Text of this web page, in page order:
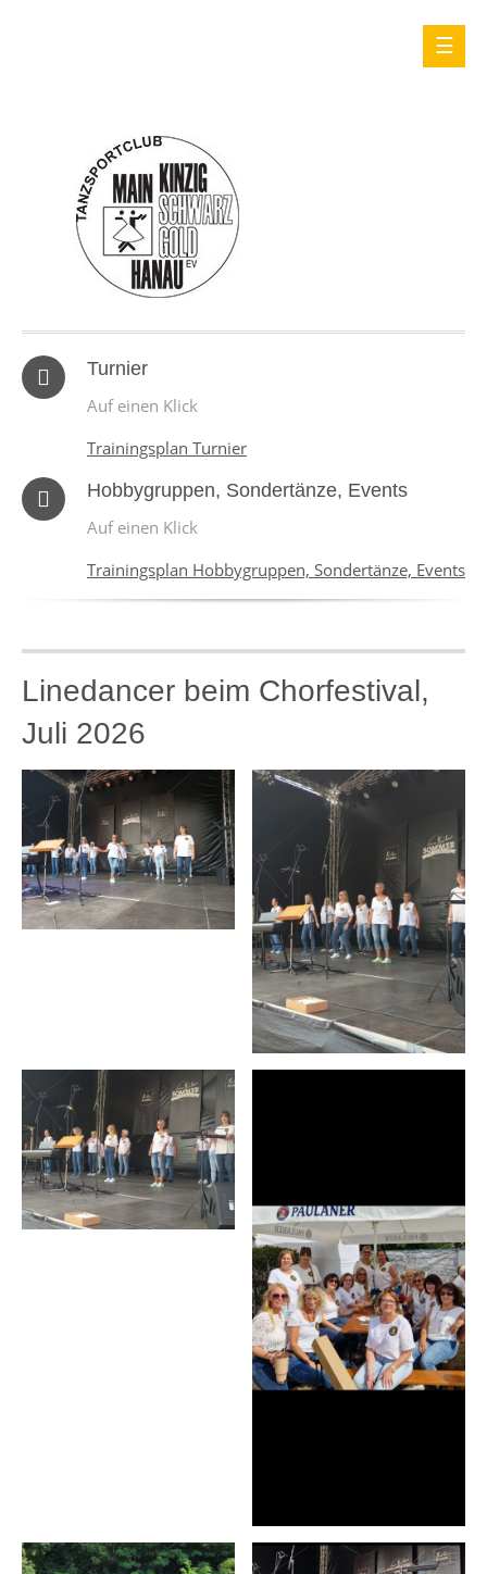
Turnier
Auf einen Klick
Trainingsplan Turnier
Hobbygruppen, Sondertänze, Events
Auf einen Klick
Trainingsplan Hobbygruppen, Sondertänze, Events
Linedancer beim Chorfestival,
Juli 2026